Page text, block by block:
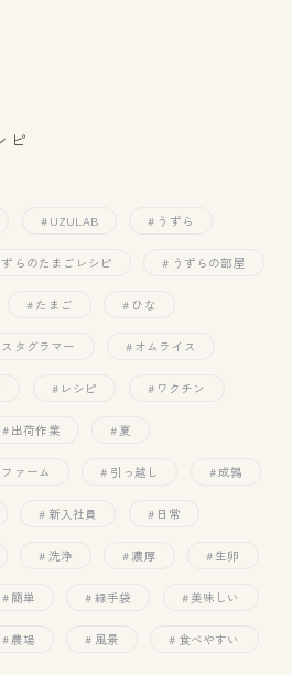
ピ
UZULAB うずら
ずらのたまごレシピ うずらの部屋
たまご ひな
タグラマー オムライス
レシピ ワクチン
出荷作業 夏
ァーム 引っ越し 成鶉
新入社員 日常
洗浄 濃厚 生卵
簡単 緑手袋 美味しい
農場 風景 食べやすい